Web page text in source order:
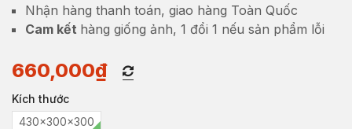
Nhận hàng thanh toán, giao hàng Toàn Quốc
Cam kết hàng giống ảnh, 1 đổi 1 nếu sản phẩm lỗi
660,000₫
Kích thước
430x300x300